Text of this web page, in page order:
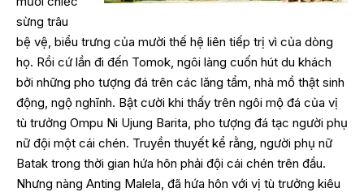
sừng trâu
bệ vệ, biểu trưng của mười thế hệ liên tiếp trị vì của dòng
họ. Rồi cứ lần đi đến Tomok, ngôi làng cuốn hút du khách
bởi những pho tượng đá trên các lăng tẩm, nhà mồ thật sinh
động, ngộ nghĩnh. Bật cười khi thấy trên ngôi mộ đá của vị
tù trưởng Ompu Ni Ujung Barita, pho tượng đá tạc người phụ
nữ đội một cái chén. Truyền thuyết kể rằng, người phụ nữ
Batak trong thời gian hứa hôn phải đội cái chén trên đầu.
Nhưng nàng Anting Malela, đã hứa hôn với vị tù trưởng kiêu